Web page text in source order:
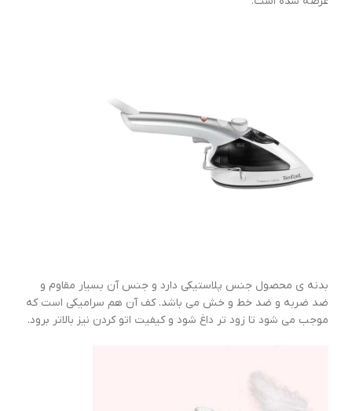
بدنه ی محصول جنس پلاستیکی دارد و جنس آن بسیار مقاوم و
ضد ضربه و ضد خط و خش می باشد. کف آن هم سرامیکی است که
موجب می شود تا زود تر داغ شود و کیفیت اتو کردن نیز بالاتر برود.